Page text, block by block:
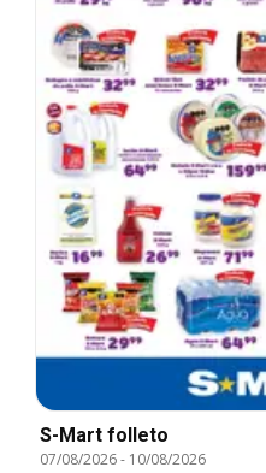
S-Mart folleto
07/08/2026- 10/08/2026